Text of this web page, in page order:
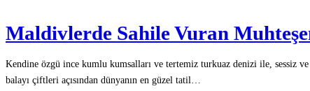
Maldivlerde Sahile Vuran
Kendine özgü ince kumlu kumsalları ve tertemiz turkuaz denizi ile, sessiz
balayı çiftleri açısından dünyanın en güzel tatil…